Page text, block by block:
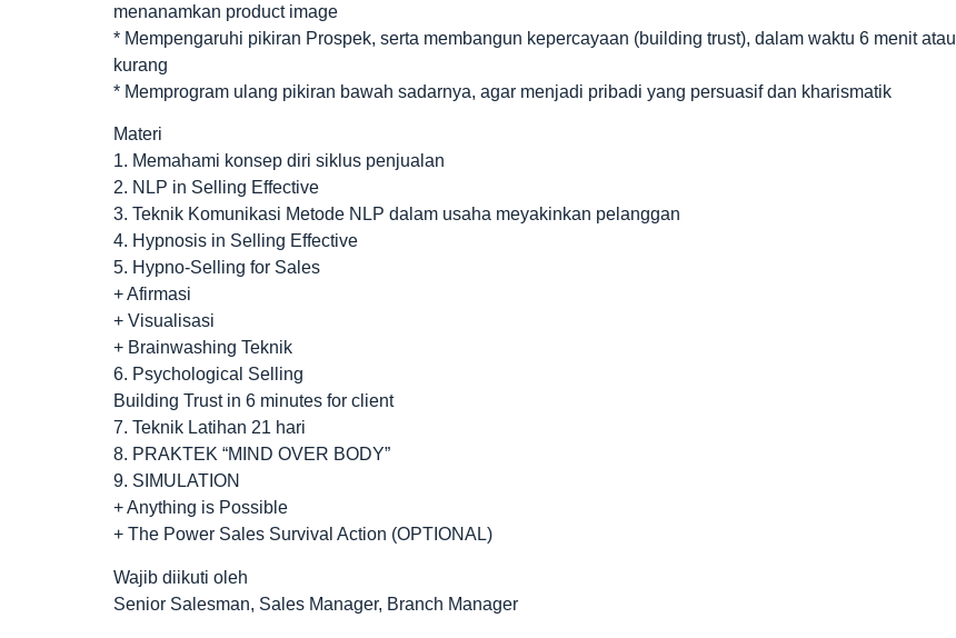
menanamkan product image
* Mempengaruhi pikiran Prospek, serta membangun kepercayaan (building trust), dalam waktu 6 menit atau
kurang
* Memprogram ulang pikiran bawah sadarnya, agar menjadi pribadi yang persuasif dan kharismatik
Materi
1. Memahami konsep diri siklus penjualan
2. NLP in Selling Effective
3. Teknik Komunikasi Metode NLP dalam usaha meyakinkan pelanggan
4. Hypnosis in Selling Effective
5. Hypno-Selling for Sales
+ Afirmasi
+ Visualisasi
+ Brainwashing Teknik
6. Psychological Selling
Building Trust in 6 minutes for client
7. Teknik Latihan 21 hari
8. PRAKTEK “MIND OVER BODY”
9. SIMULATION
+ Anything is Possible
+ The Power Sales Survival Action (OPTIONAL)
Wajib diikuti oleh
Senior Salesman, Sales Manager, Branch Manager